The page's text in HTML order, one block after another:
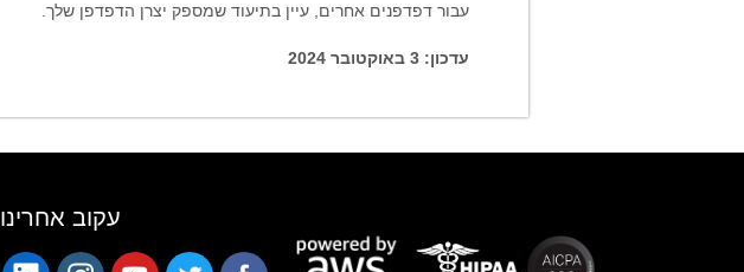
עבור דפדפנים אחרים, עיין בתיעוד שמספק יצרן הדפדפן שלך.
עדכון: 3 באוקטובר 2024
עקוב אחרינו